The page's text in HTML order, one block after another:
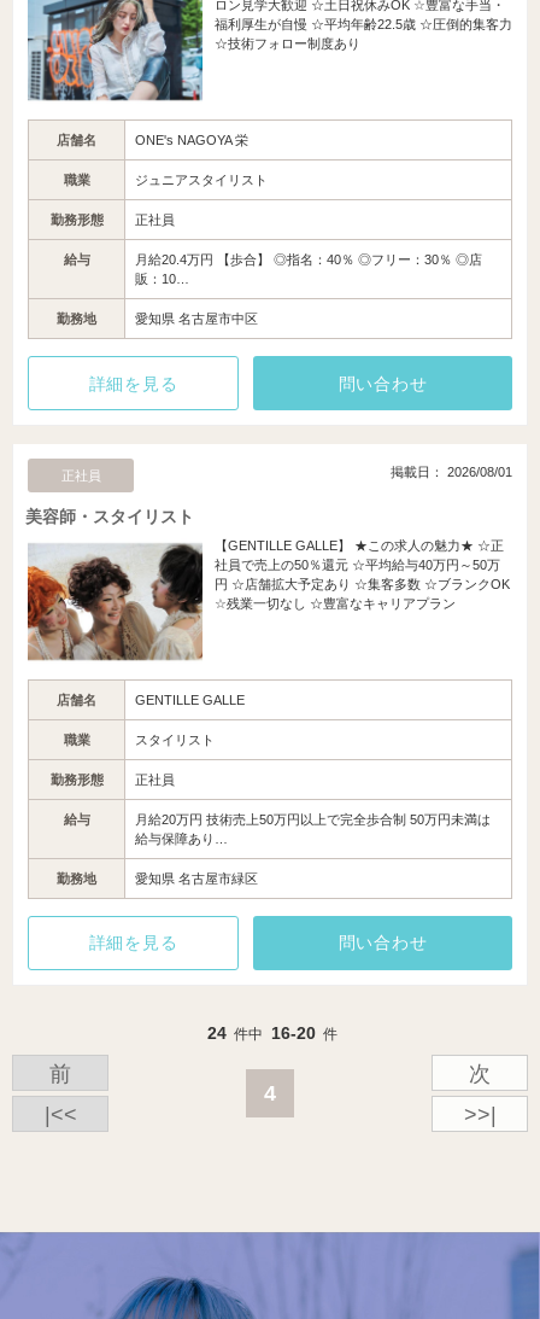
ロン見学大歓迎 ☆土日祝休みOK ☆豊富な手当・
福利厚生が自慢 ☆平均年齢22.5歳 ☆圧倒的集客力
☆技術フォロー制度あり
店舗名 ONE's NAGOYA 栄
職業 ジュニアスタイリスト
勤務形態 正社員
給与
月給20.4万円 【歩合】 ◎指名：40％ ◎フリー：30％ ◎店
販：10…
勤務地 愛知県 名古屋市中区
詳細を見る 問い合わせ
正社員 掲載日： 2026/08/01
美容師・スタイリスト
【GENTILLE GALLE】 ★この求人の魅力★ ☆正
社員で売上の50％還元 ☆平均給与40万円～50万
円 ☆店舗拡大予定あり ☆集客多数 ☆ブランクOK
☆残業一切なし ☆豊富なキャリアプラン
店舗名 GENTILLE GALLE
職業 スタイリスト
勤務形態 正社員
給与
月給20万円 技術売上50万円以上で完全歩合制 50万円未満は
給与保障あり…
勤務地 愛知県 名古屋市緑区
詳細を見る 問い合わせ
24 件中 16-20 件
|<<
前
4
次
>>|